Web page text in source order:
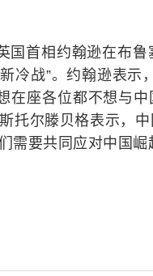
国首相约翰逊在布
冷战”。约翰逊表
在座各位都不想与
斯托尔滕贝格表示，
需要共同应对中国崛